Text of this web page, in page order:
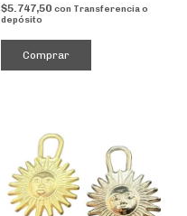
$5.747,50 con Transferencia o
depósito
Comprar